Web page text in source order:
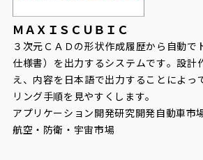
ＭＡＸＩＳＣＵＢＩＣ
３次元ＣＡＤの形状作成履歴から自動で
仕様書）を出力するシステムです。設計
え、内容を日本語で出力することによっ
リング手順を見やすくします。
アプリケーション開発研究開発自動車市
航空・防衛・宇宙市場